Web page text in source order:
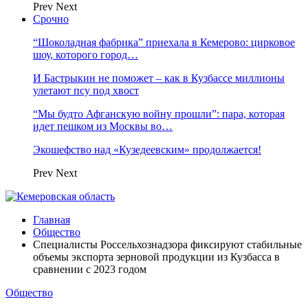
Prev Next
Срочно
“Шоколадная фабрика” приехала в Кемерово: цирковое
шоу, которого город…
И Бастрыкин не поможет – как в Кузбассе миллионы
улетают псу под хвост
“Мы будто Афганскую войну прошли”: пара, которая
идет пешком из Москвы во…
Экошефство над «Кузедеевским» продолжается!
Prev Next
Главная
Общество
Специалисты Россельхознадзора фиксируют стабильные
объемы экспорта зерновой продукции из Кузбасса в
сравнении с 2023 годом
Общество